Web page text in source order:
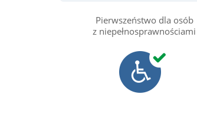
Pierwszeństwo dla osób
z niepełnosprawnościami